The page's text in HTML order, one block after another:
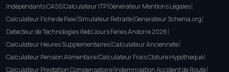
Indépendants CASS|Calculateur ITP|Générateur Mentions Légales|
Calculateur Fiche de Paie|Simulateur Retraite|Generateur Schema.org|
Detecteur de Technologies Web|Jours Feries Andorre 2026|
Calculateur Heures Supplementaires|Calculateur Anciennete|
Calculateur Pension Alimentaire|Calculateur Frais Cloture Hypotheque|
Calculateur Prestation Compensatoire|Indemnisation Accident de Route|